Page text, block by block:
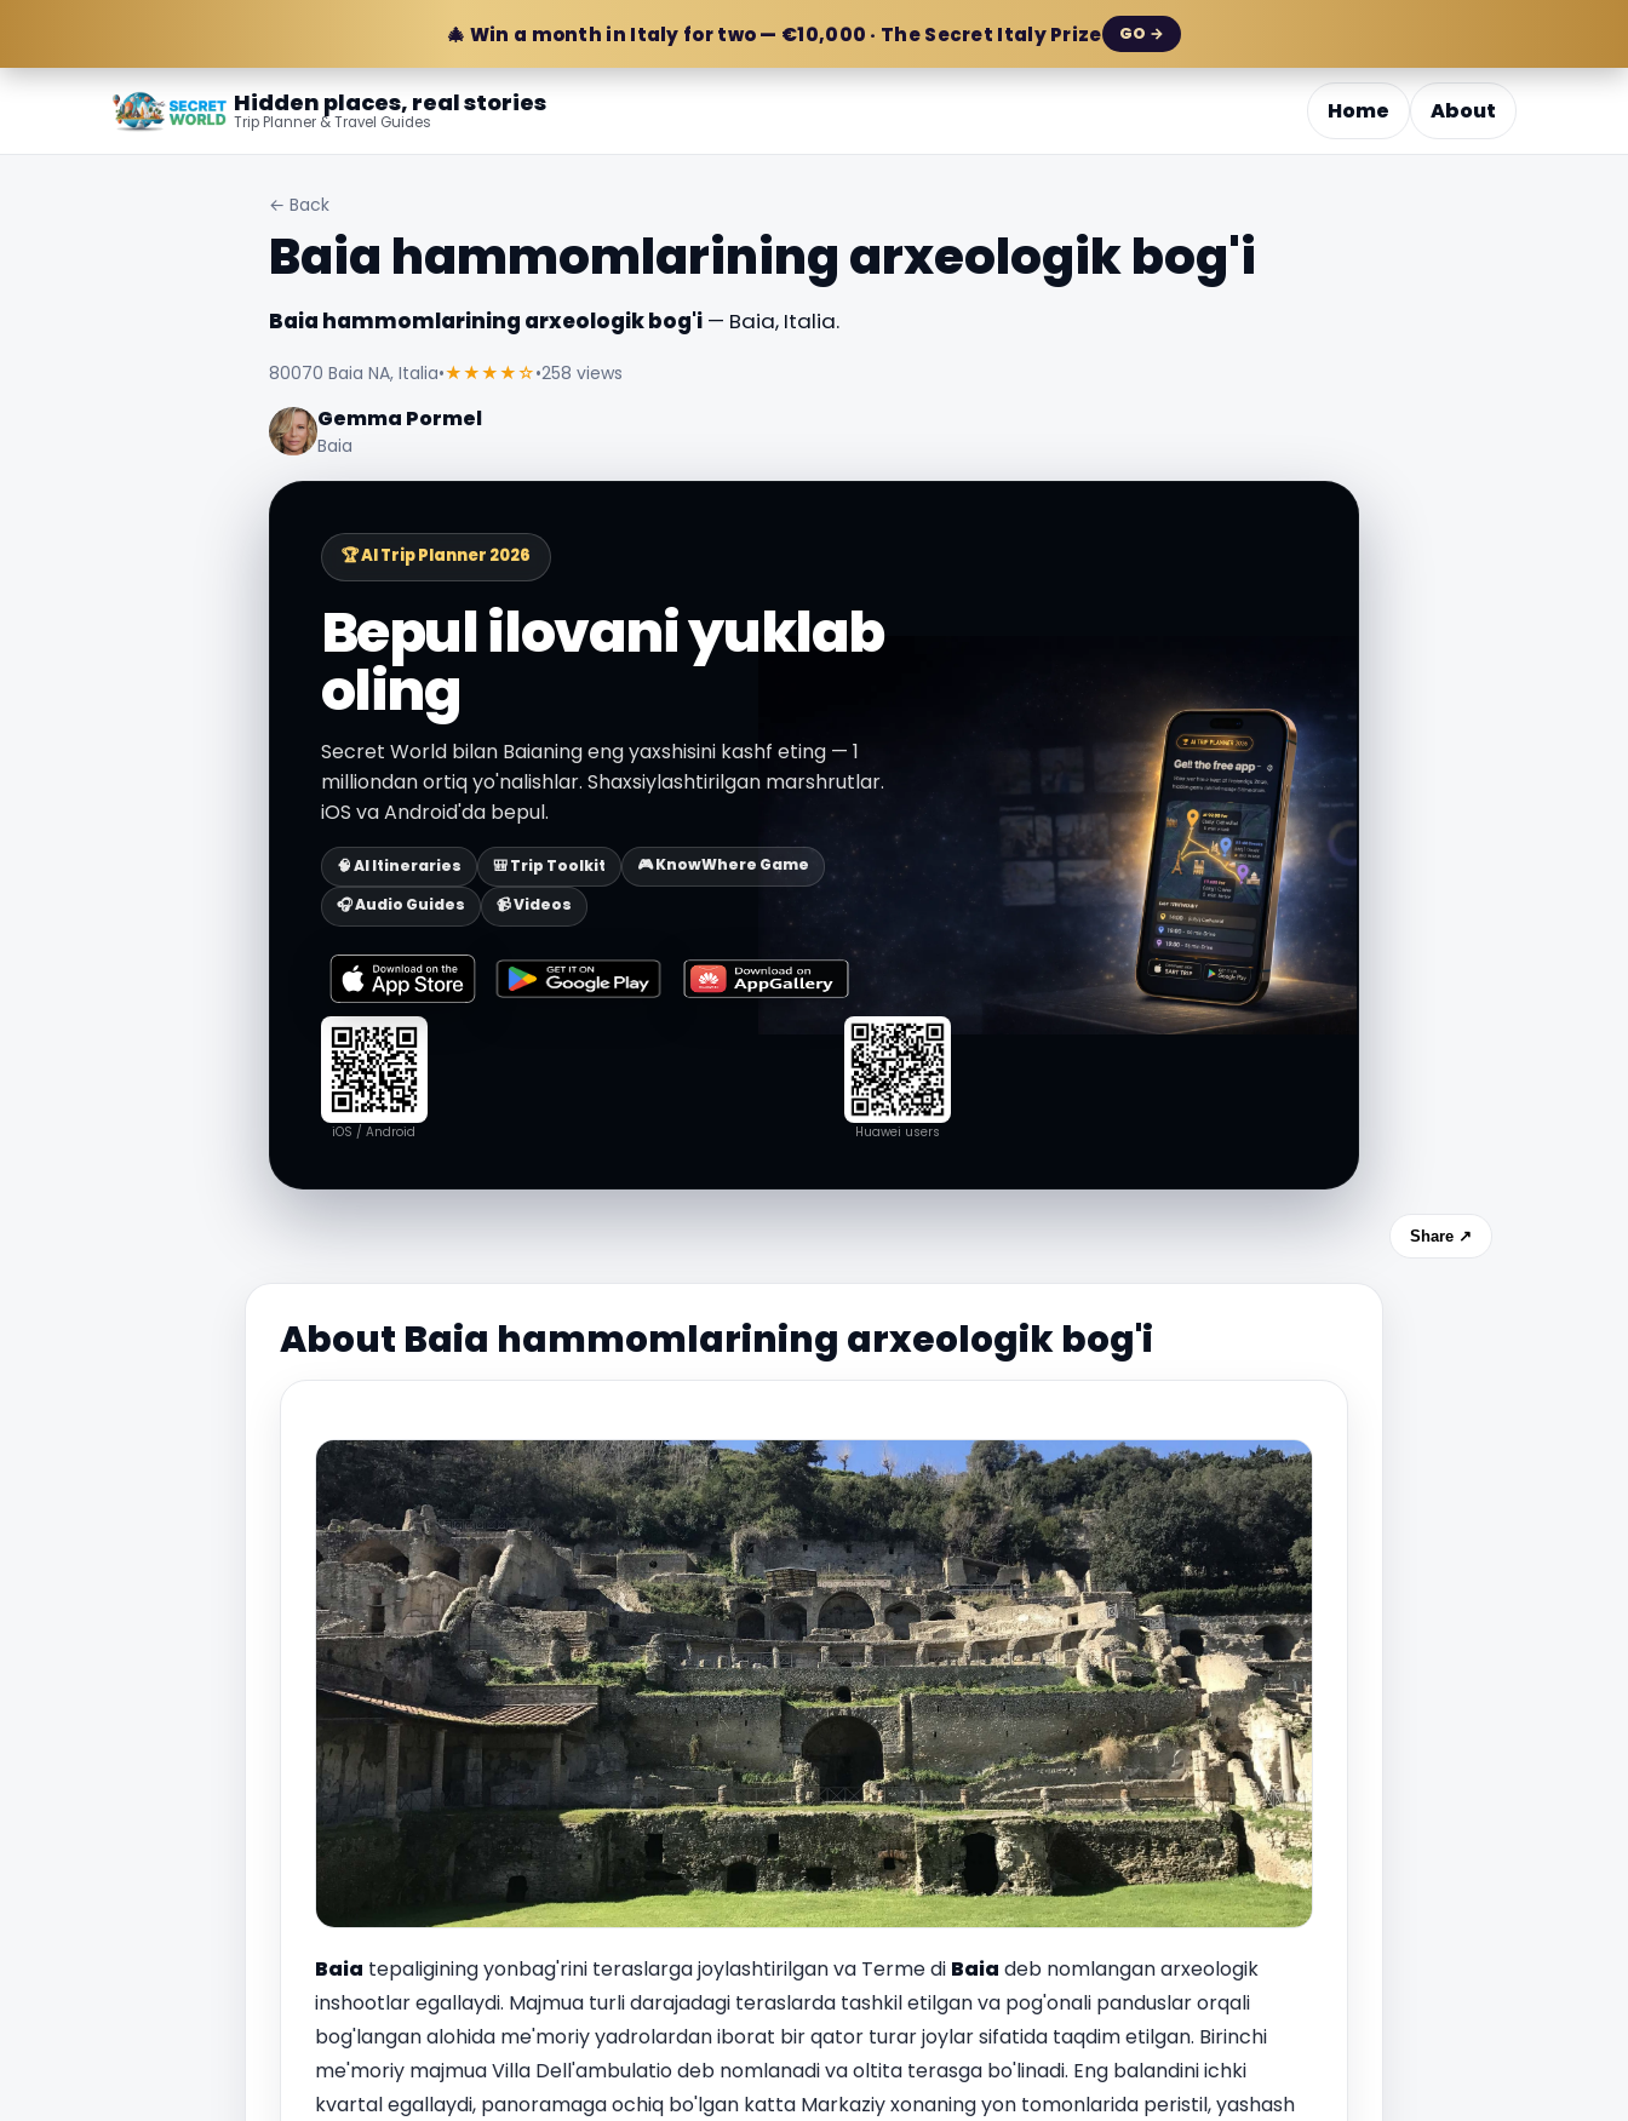
🎄 Win a month in Italy for two — €10,000 · The Secret Italy Prize GO →
Hidden places, real stories
Trip Planner & Travel Guides Home About
← Back
Baia hammomlarining arxeologik bog'i
Baia hammomlarining arxeologik bog'i— Baia, Italia.
80070 Baia NA, Italia•★★★★☆•258 views
Gemma Pormel
Baia
🏆 AI Trip Planner 2026
Bepul ilovani yuklab
oling
Secret World bilan Baianing eng yaxshisini kashf eting — 1
milliondan ortiq yo'nalishlar. Shaxsiylashtirilgan marshrutlar.
iOS va Android'da bepul.
🧠 AI Itineraries 🎒 Trip Toolkit
🎮 KnowWhere Game
🎧 Audio Guides
📹 Videos
iOS / Android Huawei users
Share ↗
About Baia hammomlarining arxeologik bog'i
Baia tepaligining yonbag'rini teraslarga joylashtirilgan va Terme di Baia deb nomlangan arxeologik
inshootlar egallaydi. Majmua turli darajadagi teraslarda tashkil etilgan va pog'onali panduslar orqali
bog'langan alohida me'moriy yadrolardan iborat bir qator turar joylar sifatida taqdim etilgan. Birinchi
me'moriy majmua Villa Dell'ambulatio deb nomlanadi va oltita terasga bo'linadi. Eng balandini ichki
kvartal egallaydi, panoramaga ochiq bo'lgan katta Markaziy xonaning yon tomonlarida peristil, yashash